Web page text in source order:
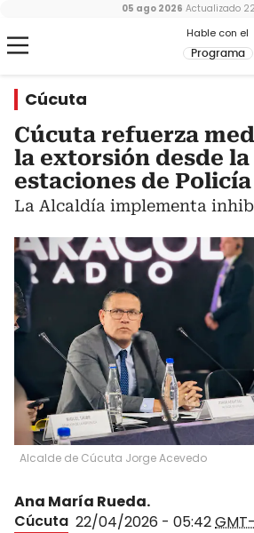
Hable con el
Programa
05 ago 2026 Actualizado
Cúcuta
Cúcuta refuerza
la extorsión desde
estaciones de Policía
La Alcaldía implementa
Alcalde de Cúcuta Jorge Acevedo
Ana María Rueda.
Cúcuta 22/04/2026 - 05:42